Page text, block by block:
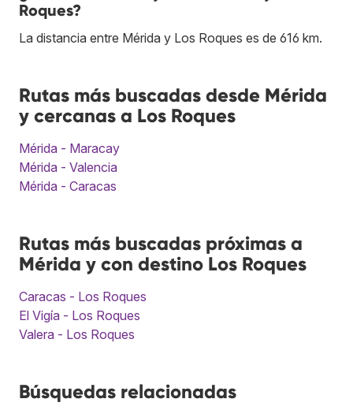
Roques?
La distancia entre Mérida y Los Roques es de 616 km.
Rutas más buscadas desde Mérida
y cercanas a Los Roques
Mérida - Maracay
Mérida - Valencia
Mérida - Caracas
Rutas más buscadas próximas a
Mérida y con destino Los Roques
Caracas - Los Roques
El Vigía - Los Roques
Valera - Los Roques
Búsquedas relacionadas